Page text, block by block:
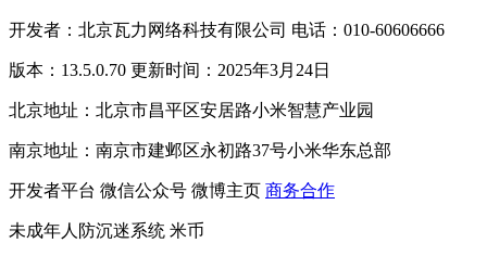
开发者：北京瓦力网络科技有限公司 电话：010-60606666
版本：13.5.0.70 更新时间：2025年3月24日
北京地址：北京市昌平区安居路小米智慧产业园
南京地址：南京市建邺区永初路37号小米华东总部
开发者平台 微信公众号 微博主页 商务合作
未成年人防沉迷系统 米币